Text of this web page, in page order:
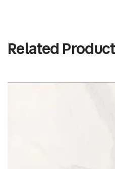
Related